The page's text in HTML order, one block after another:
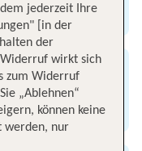
jederzeit Ihre
[in der
der
wirkt sich
zum Widerruf
„Ablehnen“
können keine
werden, nur